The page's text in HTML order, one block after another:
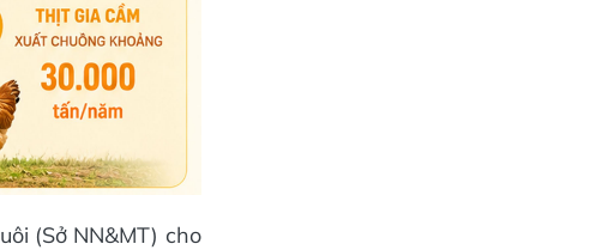
(Sở NN&MT) cho